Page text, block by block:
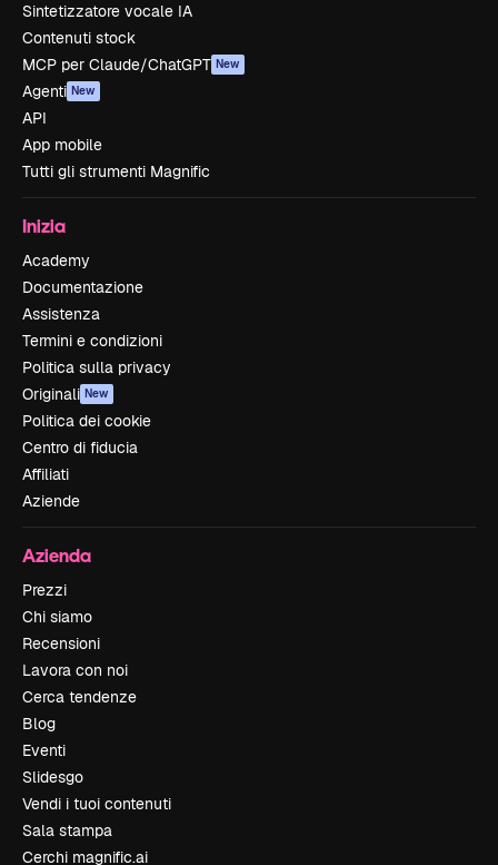
Sintetizzatore vocale IA
Contenuti stock
MCP per Claude/ChatGPT New
Agenti New
API
App mobile
Tutti gli strumenti Magnific
Inizia
Academy
Documentazione
Assistenza
Termini e condizioni
Politica sulla privacy
Originali New
Politica dei cookie
Centro di fiducia
Affiliati
Aziende
Azienda
Prezzi
Chi siamo
Recensioni
Lavora con noi
Cerca tendenze
Blog
Eventi
Slidesgo
Vendi i tuoi contenuti
Sala stampa
Cerchi magnific.ai